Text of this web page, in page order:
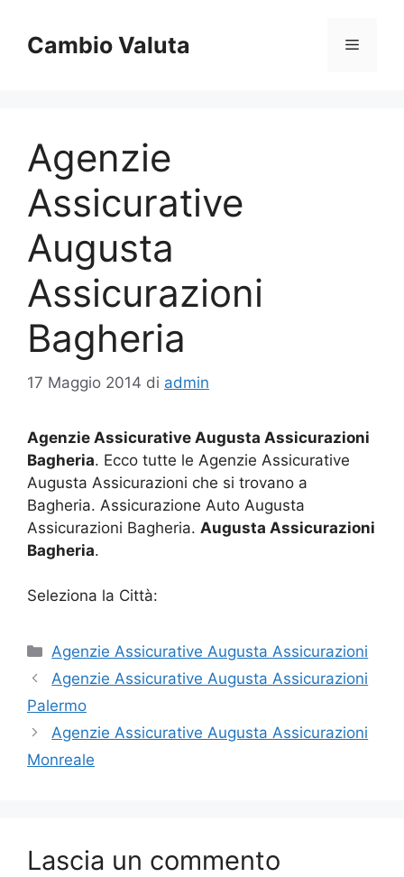
contenuto
Cambio Valuta Menu
Agenzie
Assicurative
Augusta
Assicurazioni
Bagheria
17 Maggio 2014 di admin
Agenzie Assicurative Augusta Assicurazioni
Bagheria. Ecco tutte le Agenzie Assicurative
Augusta Assicurazioni che si trovano a
Bagheria. Assicurazione Auto Augusta
Assicurazioni Bagheria. Augusta Assicurazioni
Bagheria.
Seleziona la Città:
Categorie
Agenzie Assicurative Augusta Assicurazioni
Agenzie Assicurative Augusta Assicurazioni
Palermo
Agenzie Assicurative Augusta Assicurazioni
Monreale
Lascia un commento